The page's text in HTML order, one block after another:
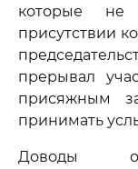
которые не
присутствии
прерывал
присяжным
принимать
Доводы